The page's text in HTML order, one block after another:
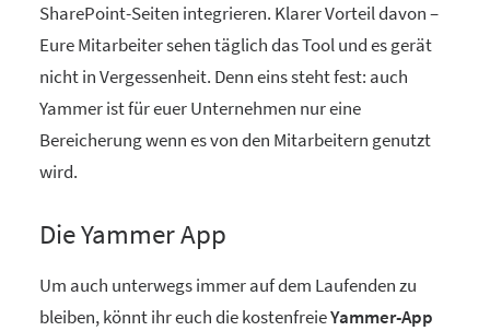
SharePoint-Seiten integrieren. Klarer Vorteil davon –
Eure Mitarbeiter sehen täglich das Tool und es gerät
nicht in Vergessenheit. Denn eins steht fest: auch
Yammer ist für euer Unternehmen nur eine
Bereicherung wenn es von den Mitarbeitern genutzt
wird.
Die Yammer App
Um auch unterwegs immer auf dem Laufenden zu
bleiben, könnt ihr euch die kostenfreieYammer-App